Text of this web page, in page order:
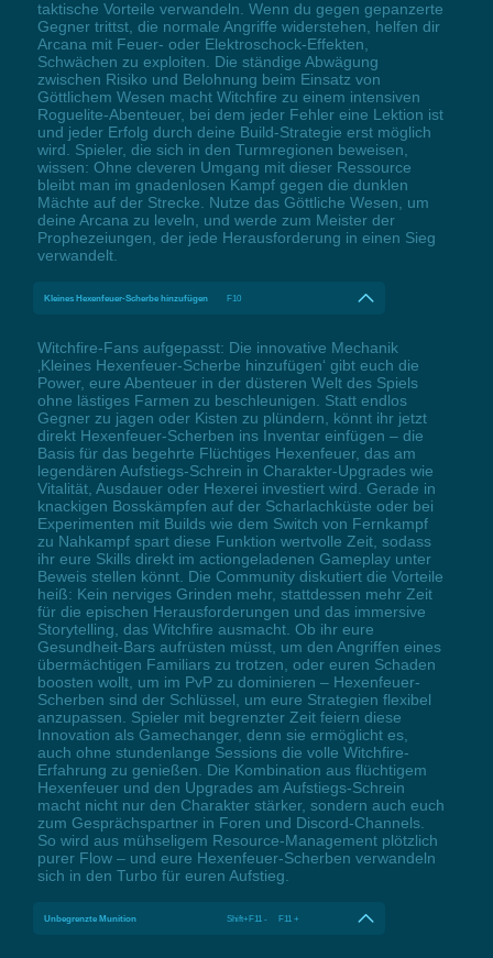
taktische Vorteile verwandeln. Wenn du gegen gepanzerte
Gegner trittst, die normale Angriffe widerstehen, helfen dir
Arcana mit Feuer- oder Elektroschock-Effekten,
Schwächen zu exploiten. Die ständige Abwägung
zwischen Risiko und Belohnung beim Einsatz von
Göttlichem Wesen macht Witchfire zu einem intensiven
Roguelite-Abenteuer, bei dem jeder Fehler eine Lektion ist
und jeder Erfolg durch deine Build-Strategie erst möglich
wird. Spieler, die sich in den Turmregionen beweisen,
wissen: Ohne cleveren Umgang mit dieser Ressource
bleibt man im gnadenlosen Kampf gegen die dunklen
Mächte auf der Strecke. Nutze das Göttliche Wesen, um
deine Arcana zu leveln, und werde zum Meister der
Prophezeiungen, der jede Herausforderung in einen Sieg
verwandelt.
Kleines Hexenfeuer-Scherbe hinzufügen F10
Witchfire-Fans aufgepasst: Die innovative Mechanik
‚Kleines Hexenfeuer-Scherbe hinzufügen‘ gibt euch die
Power, eure Abenteuer in der düsteren Welt des Spiels
ohne lästiges Farmen zu beschleunigen. Statt endlos
Gegner zu jagen oder Kisten zu plündern, könnt ihr jetzt
direkt Hexenfeuer-Scherben ins Inventar einfügen – die
Basis für das begehrte Flüchtiges Hexenfeuer, das am
legendären Aufstiegs-Schrein in Charakter-Upgrades wie
Vitalität, Ausdauer oder Hexerei investiert wird. Gerade in
knackigen Bosskämpfen auf der Scharlachküste oder bei
Experimenten mit Builds wie dem Switch von Fernkampf
zu Nahkampf spart diese Funktion wertvolle Zeit, sodass
ihr eure Skills direkt im actiongeladenen Gameplay unter
Beweis stellen könnt. Die Community diskutiert die Vorteile
heiß: Kein nerviges Grinden mehr, stattdessen mehr Zeit
für die epischen Herausforderungen und das immersive
Storytelling, das Witchfire ausmacht. Ob ihr eure
Gesundheit-Bars aufrüsten müsst, um den Angriffen eines
übermächtigen Familiars zu trotzen, oder euren Schaden
boosten wollt, um im PvP zu dominieren – Hexenfeuer-
Scherben sind der Schlüssel, um eure Strategien flexibel
anzupassen. Spieler mit begrenzter Zeit feiern diese
Innovation als Gamechanger, denn sie ermöglicht es,
auch ohne stundenlange Sessions die volle Witchfire-
Erfahrung zu genießen. Die Kombination aus flüchtigem
Hexenfeuer und den Upgrades am Aufstiegs-Schrein
macht nicht nur den Charakter stärker, sondern auch euch
zum Gesprächspartner in Foren und Discord-Channels.
So wird aus mühseligem Resource-Management plötzlich
purer Flow – und eure Hexenfeuer-Scherben verwandeln
sich in den Turbo für euren Aufstieg.
Unbegrenzte Munition Shift+F11 - F11 +